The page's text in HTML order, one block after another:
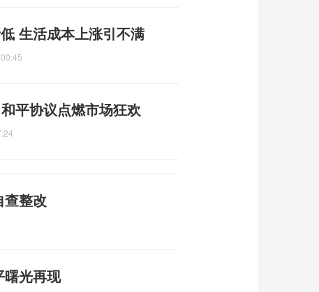
生活成本上涨引不满
平协议点燃市场狂欢
查整改
曙光再现